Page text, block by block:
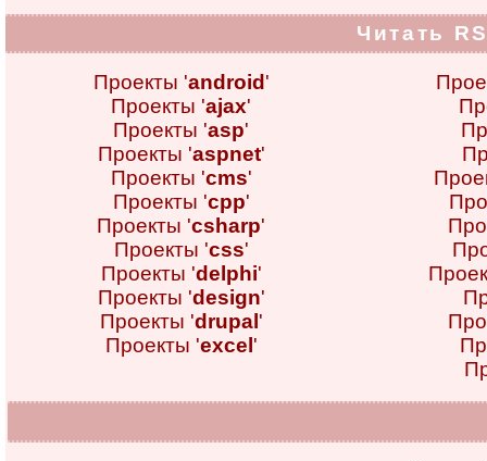
Читать
Проекты 'android '
Проекты 'ajax'
Проекты 'asp'
Проекты 'aspnet'
Проекты 'cms'
Проекты 'cpp'
Проекты 'csharp'
Проекты 'css'
Проекты 'delphi'
Проекты 'design'
Проекты 'drupal '
Проекты 'excel '